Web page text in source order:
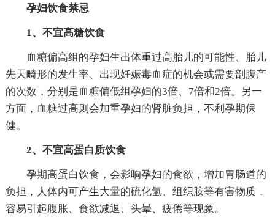
孕妇饮食禁忌
1、不宜高糖饮食
血糖偏高组的孕妇生出体重过高胎儿的可能性、胎儿
先天畸形的发生率、出现妊娠毒血症的机会或需要剖腹产
的次数，分别是血糖偏低组孕妇的3倍、7倍和2倍。另一
方面，血糖过高则会加重孕妇的肾脏负担，不利孕期保
健。
2、不宜高蛋白质饮食
孕期高蛋白饮食，会影响孕妇的食欲，增加胃肠道的
负担，人体内可产生大量的硫化氢、组织胺等有害物质，
容易引起腹胀、食欲减退、头晕、疲倦等现象。